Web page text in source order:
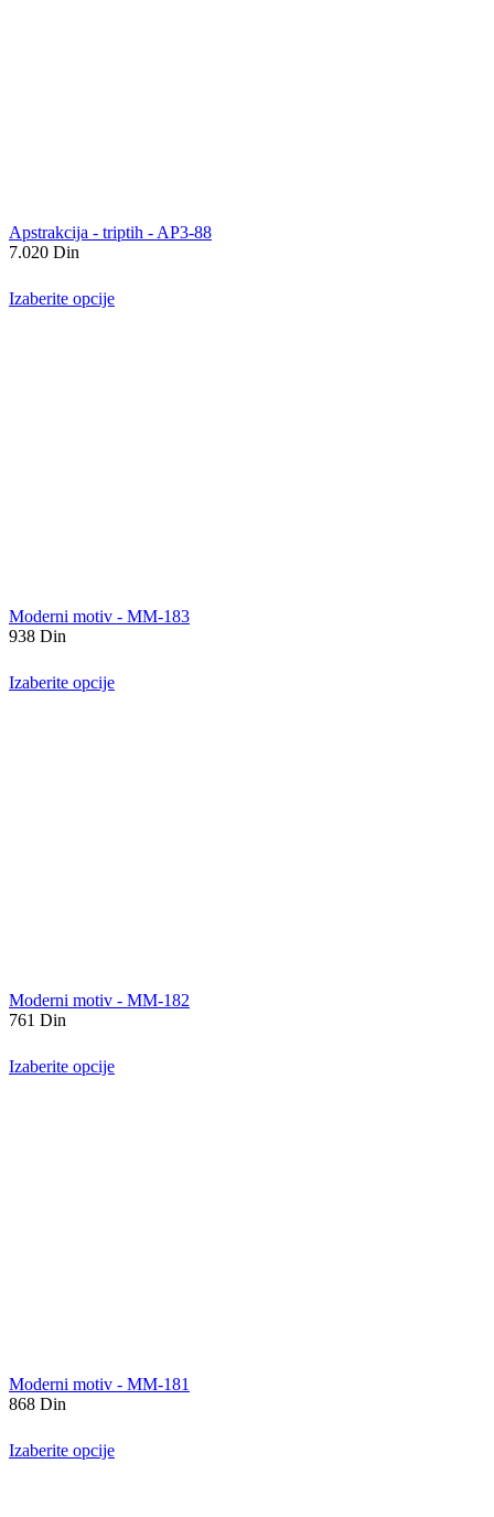
Apstrakcija - triptih - AP3-88
7.020 Din
Izaberite opcije
Moderni motiv - MM-183
938 Din
Izaberite opcije
Moderni motiv - MM-182
761 Din
Izaberite opcije
Moderni motiv - MM-181
868 Din
Izaberite opcije